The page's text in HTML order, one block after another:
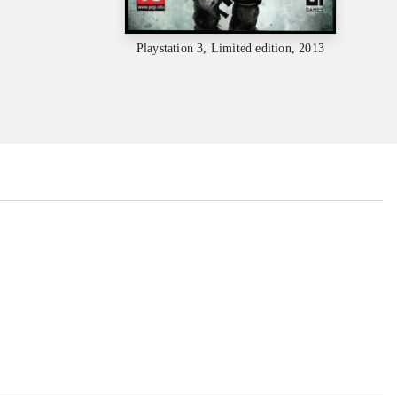
Playstation 3, Limited edition, 2013